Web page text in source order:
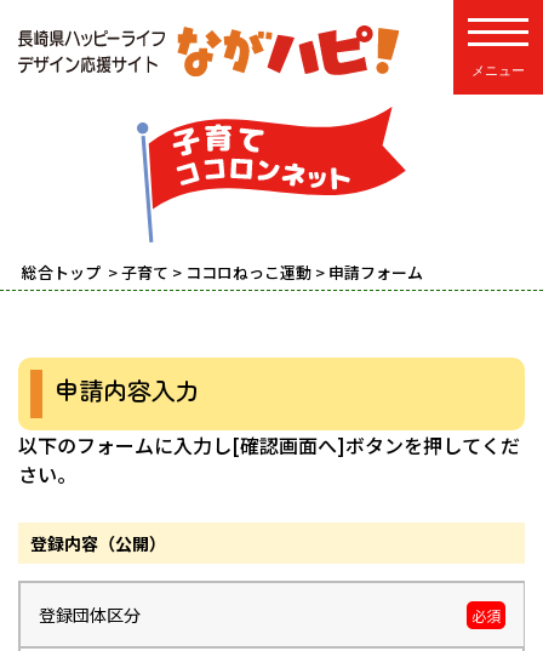
総合トップ >子育て > ココロねっこ運動 > 申請フォーム
申請内容入力
以下のフォームに入力し[確認画面へ]ボタンを押してくだ
さい。
登録内容（公開）
登録団体区分 必須